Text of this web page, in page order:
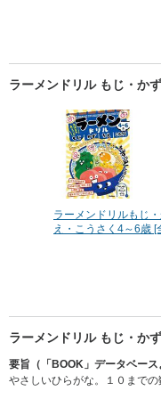
ラーメンドリル もじ・か
ラーメンドリルもじ
え・こうさく4～6歳 [
ラーメンドリル もじ・か
要旨（「BOOK」データベース
やさしいひらがな。１０まで